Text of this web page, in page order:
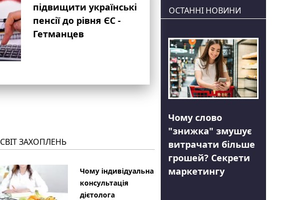
підвищити українські
пенсії до рівня ЄС -
Гетманцев
СВІТ ЗАХОПЛЕНЬ
Чому індивідуальна
консультація
дієтолога
ОСТАННІ НОВИНИ
Чому слово
"знижка" змушує
витрачати більше
грошей? Секрети
маркетингу